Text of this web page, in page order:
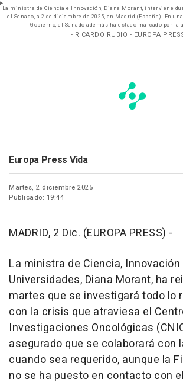
La ministra de Ciencia e Innovación, Diana Morant, interviene
el Senado, a 2 de diciembre de 2025, en Madrid (España). En
Gobierno, el Senado además ha estado marcado por la
- RICARDO RUBIO - EUROPA
Europa Press Vida
Martes, 2 diciembre 2025
Publicado: 19:44
MADRID, 2 Dic. (EUROPA PRESS) -
La ministra de Ciencia, Innovación
Universidades, Diana Morant, ha
martes que se investigará todo lo
con la crisis que atraviesa el
Investigaciones Oncológicas
asegurado que se colaborará con
cuando sea requerido, aunque la
no se ha puesto en contacto con